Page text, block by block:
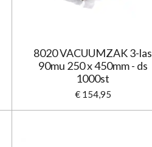
8020 VACUUMZAK 3-las
90mu 250 x 450mm - ds
1000st
€ 154,95